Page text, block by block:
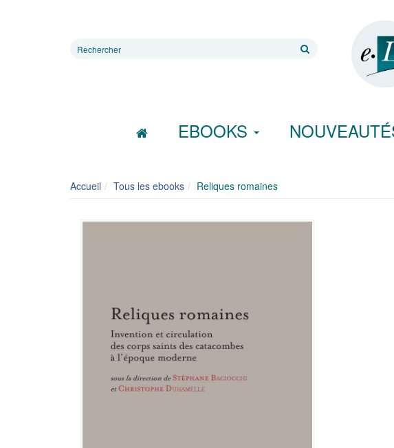
Rechercher
EBOOKS
Accueil Tous les ebooks Reliques romaines